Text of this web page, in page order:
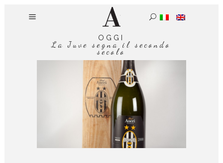
OGGI
La Juve segna il secondo
secolo